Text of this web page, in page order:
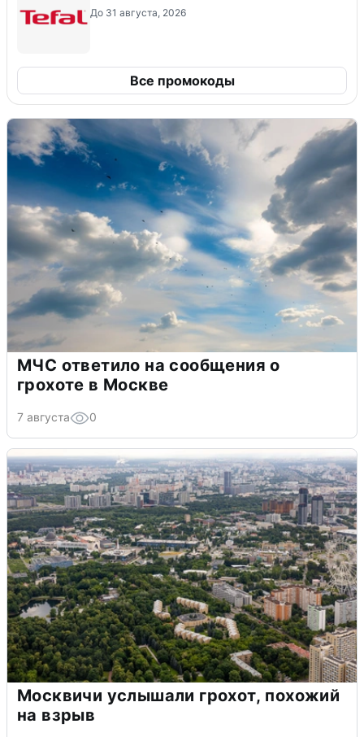
До 31 августа, 2026
Все промокоды
МЧС ответило на сообщения о
грохоте в Москве
7 августа 0
Москвичи услышали грохот, похожий
на взрыв